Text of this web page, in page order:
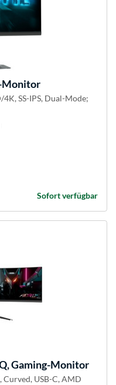
Monitor
SS-IPS, Dual-Mode;
Sofort verfügbar
Gaming-Monitor
USB-C, AMD